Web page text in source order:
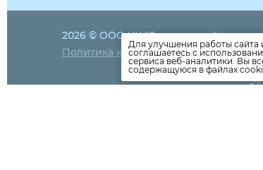
2026 © ООО УК "Селиваново"
Политика конфиденциальности
Для улучшения работы сайта
соглашаетесь с
сервиса веб-аналитики. Вы
содержащуюся в файлах